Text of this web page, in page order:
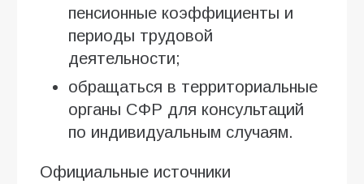
пенсионные коэффициенты и
периоды трудовой
деятельности;
обращаться в территориальные
органы СФР для консультаций
по индивидуальным случаям.
Официальные источники